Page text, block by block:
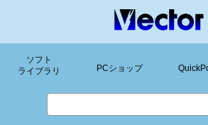
ソフト
ライブラリ
PCショップ